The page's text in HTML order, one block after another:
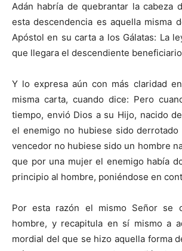
Adán habría de quebrantar la cabeza
esta descendencia es aquella misma
Apóstol en su carta a los Gálatas: La
que llegara el descendiente
Y lo expresa aún con más claridad
misma carta, cuando dice: Pero
tiempo, envió Dios a su Hijo, nacido
el enemigo no hubiese sido
vencedor no hubiese sido un hombre
que por una mujer el enemigo había
principio al hombre, poniéndose en
Por esta razón el mismo Señor se
hombre, y recapitula en sí mismo a
mordial del que se hizo aquella forma